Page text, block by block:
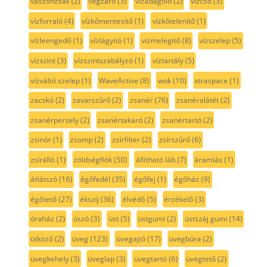
vízforraló(4) vízkőmentesítő(1) vízkőtelenítő(1)
vízleengedő(1) vízlágyító(1) vízmelegítő(8) vízszelep(5)
vízszint(3) vízszintszabályzó(1) víztartály(5)
vízváltó szelep(1) WaveActive (8) wok(10) xtraspace (1)
zacskó(2) zavarszűrő(2) zsanér(76) zsanéralátét(2)
zsanérpersely(2) zsanértakaró(2) zsanértartó(2)
zsinór(1) zsomp(2) zsírfilter(2) zsírszűrő(6)
zsírálló(1) zöldségfiók(50) állítható láb(7) áramlás (1)
átlátszó(16) égőfedél (35) égőfej (1) égőház (9)
égőtető(27) ékszíj (36) élvédő(5) érzékelő(3)
óraház (2) úszó(3) üst(5) üstgumi (2) üstszáj gumi (14)
ütköző(2) üveg(123) üvegajtó(17) üvegbúra (2)
üvegkehely(3) üveglap(3) üvegtartó(6) üvegtető(2)